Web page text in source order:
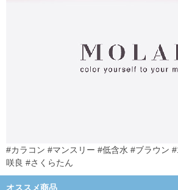
#カラコン #マンスリー #低含水 #ブラウン
咲良 #さくらたん
オススメ商品